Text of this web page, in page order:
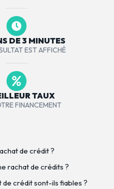
DE 3 MINUTES
EST AFFICHÉ
TAUX
FINANCEMENT
de crédit ?
rachat de crédits ?
crédit sont-ils fiables ?